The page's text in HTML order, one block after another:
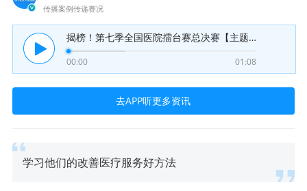
传播案例传递赛况
揭榜！第七季全国医院擂台赛总决赛【主题五】获奖名单
00:00 01:08
去APP听更多资讯
学习他们的改善医疗服务好方法